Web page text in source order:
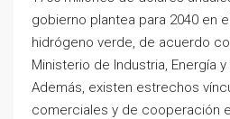
gobierno plantea para 2040 en
hidrógeno verde, de acuerdo
Ministerio de Industria, Energía y
Además, existen estrechos
comerciales y de cooperación